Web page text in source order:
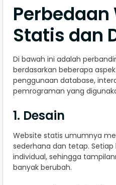
Statis dan
Di bawah ini adalah
berdasarkan beberapa
penggunaan database,
pemrograman yang
1. Desain
Website statis umumnya
sederhana dan tetap.
individual, sehingga
banyak berubah.